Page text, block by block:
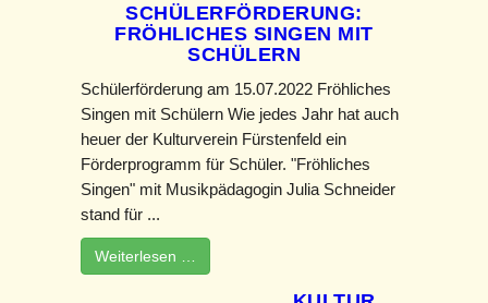
SCHÜLERFÖRDERUNG:
FRÖHLICHES SINGEN MIT
SCHÜLERN
Schülerförderung am 15.07.2022 Fröhliches
Singen mit Schülern Wie jedes Jahr hat auch
heuer der Kulturverein Fürstenfeld ein
Förderprogramm für Schüler. "Fröhliches
Singen" mit Musikpädagogin Julia Schneider
stand für ...
Weiterlesen …